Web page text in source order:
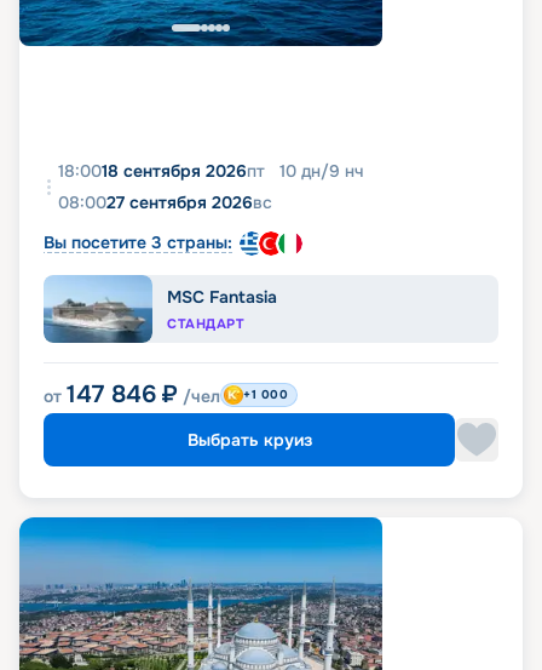
18:0018 сентября 2026пт 10 дн/9 нч
08:0027 сентября 2026вс
Вы посетите 3 страны:
MSC Fantasia
СТАНДАРТ
от 147 846 ₽ /чел +1 000
Выбрать круиз